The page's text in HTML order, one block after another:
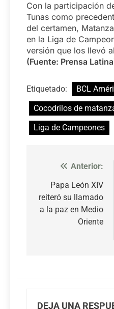
Con la participación
Tunas como
del certamen,
en la Liga de
versión que los llevó
(Fuente: Prensa
Etiquetado: BCL
Cocodrilos de
Liga de Campeones
Navegación
entradas
Anterior:
Papa León XIV
reiteró su llamado
a la paz en Medio
Oriente
DEJA UNA